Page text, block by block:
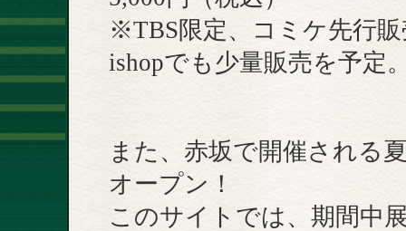
※TBS限定、コミケ先行
ishopでも少量販売を予定
また、赤坂で開催される
オープン！
このサイトでは、期間中